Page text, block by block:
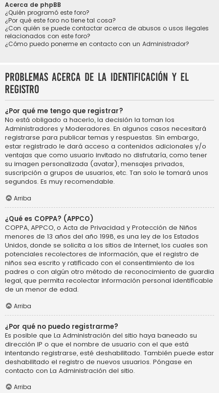
Acerca de phpBB
¿Quién programó este foro?
¿Por qué este foro no tiene tal cosa?
¿Con quién se puede contactar acerca de abusos o usos ilegales
relacionados con este foro?
¿Cómo puedo ponerme en contacto con un Administrador?
Problemas acerca de la identificación y el
registro
¿Por qué me tengo que registrar?
No está obligado a hacerlo, la decisión la toman los
Administradores y Moderadores. En algunos casos necesitará
registrarse para publicar temas y respuestas. Sin embargo,
estar registrado le dará acceso a contenidos adicionales y/o
ventajas que como usuario invitado no disfrutaría, como tener
su imagen personalizada (avatar), mensajes privados,
suscripción a grupos de usuarios, etc. Tan solo le tomará unos
segundos. Es muy recomendable.
Arriba
¿Qué es COPPA? (APPCO)
COPPA, APPCO, o Acta de Privacidad y Protección de Niños
menores de 13 años del año 1998, es una ley de los Estados
Unidos, donde se solicita a los sitios de Internet, los cuales son
potenciales recolectores de información, que el registro de
niños sea escrito y ratificado con el consentimiento de los
padres o con algún otro método de reconocimiento de guardia
legal, que permita recolectar información personal identificable
de un menor de edad.
Arriba
¿Por qué no puedo registrarme?
Es posible que La Administración del sitio haya baneado su
dirección IP o que el nombre de usuario con el que está
intentando registrarse, esté deshabilitado. También puede estar
deshabilitado el registro de nuevos usuarios. Póngase en
contacto con La Administración del sitio.
Arriba